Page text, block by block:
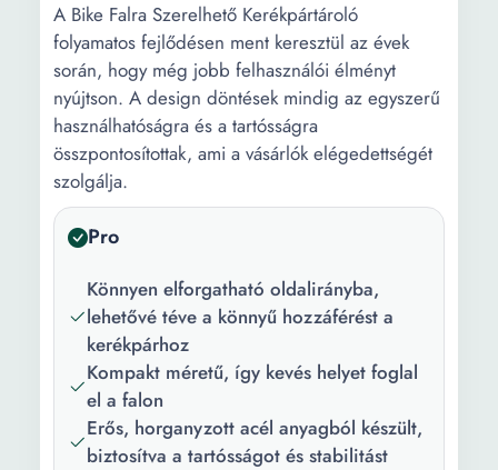
A Bike Falra Szerelhető Kerékpártároló
folyamatos fejlődésen ment keresztül az évek
során, hogy még jobb felhasználói élményt
nyújtson. A design döntések mindig az egyszerű
használhatóságra és a tartósságra
összpontosítottak, ami a vásárlók elégedettségét
szolgálja.
Pro
Könnyen elforgatható oldalirányba,
lehetővé téve a könnyű hozzáférést a
kerékpárhoz
Kompakt méretű, így kevés helyet foglal
el a falon
Erős, horganyzott acél anyagból készült,
biztosítva a tartósságot és stabilitást